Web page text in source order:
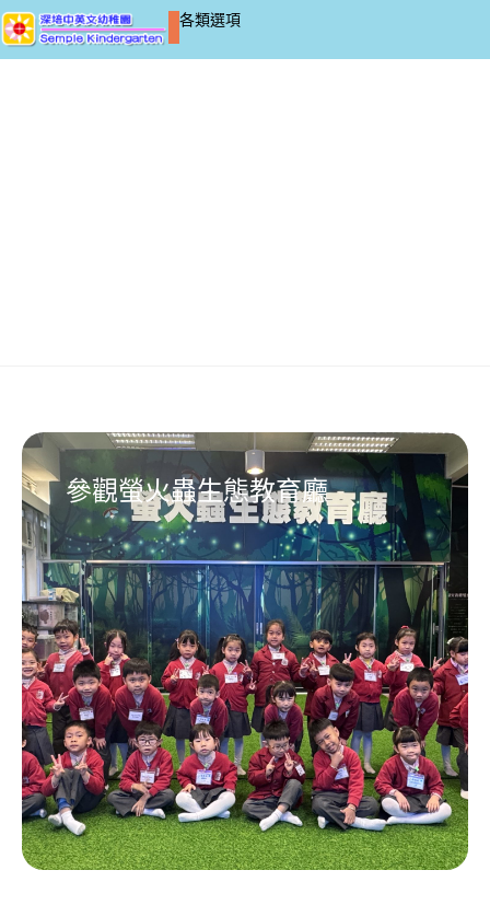
各類選項
參觀螢火蟲生態教育廳